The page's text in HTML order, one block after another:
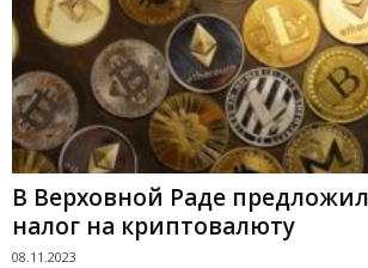
В Верховной Раде
налог на криптовалюту
08.11.2023